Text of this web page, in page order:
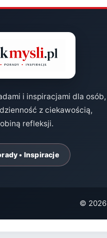
i inspiracjami dla osób,
z ciekawością,
refleksji.
• Inspiracje
© 2026